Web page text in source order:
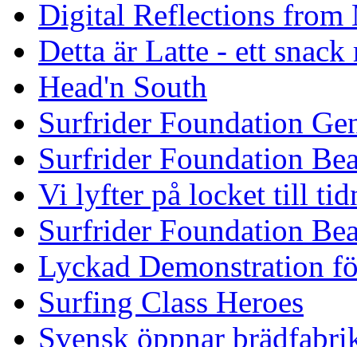
Digital Reflections from
Detta är Latte - ett
Head'n South
Surfrider Foundation
Surfrider Foundation
Vi lyfter på locket till
Surfrider Foundation
Lyckad Demonstration
Surfing Class Heroes
Svensk öppnar